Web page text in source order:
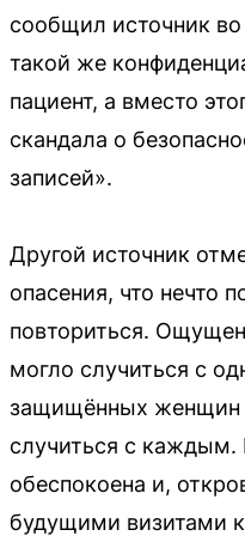
сообщил источник
такой же
пациент, а вместо
скандала о
записей».
Другой источник
опасения, что нечто
повториться.
могло случиться с
защищённых женщин
случиться с каждым.
обеспокоена и,
будущими визитами